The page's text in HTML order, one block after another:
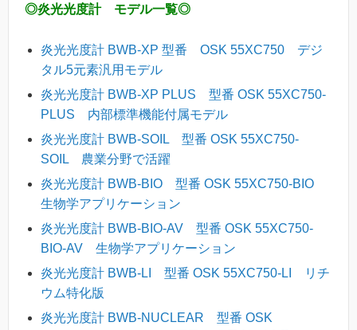
◎炎光光度計 モデル一覧◎
炎光光度計 BWB-XP 型番 OSK 55XC750 デジ
タル5元素汎用モデル
炎光光度計 BWB-XP PLUS 型番 OSK 55XC750-
PLUS 内部標準機能付属モデル
炎光光度計 BWB-SOIL 型番 OSK 55XC750-
SOIL 農業分野で活躍
炎光光度計 BWB-BIO 型番 OSK 55XC750-BIO
生物学アプリケーション
炎光光度計 BWB-BIO-AV 型番 OSK 55XC750-
BIO-AV 生物学アプリケーション
炎光光度計 BWB-LI 型番 OSK 55XC750-LI リチ
ウム特化版
炎光光度計 BWB-NUCLEAR 型番 OSK